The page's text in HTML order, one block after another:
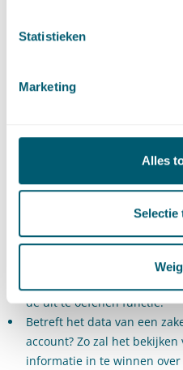
Statistieken
Marketing
Alles
Selectie
Ingezoomd:
social media
sollicitant
Zelfs indien de social media
publiekelijk toegankelijk zijn,
rechtmatig te mogen bekijken
Wbp/artikel 6 lid 1 sub f AVG).
aspecten een rol:
Welke data worden
de uit te oefenen functie.
Betreft het data van een
account? Zo zal het
informatie in te winnen